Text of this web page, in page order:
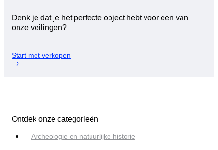
Denk je dat je het perfecte object hebt voor een van
onze veilingen?
Start met verkopen
Ontdek onze categorieën
Archeologie en natuurlijke historie